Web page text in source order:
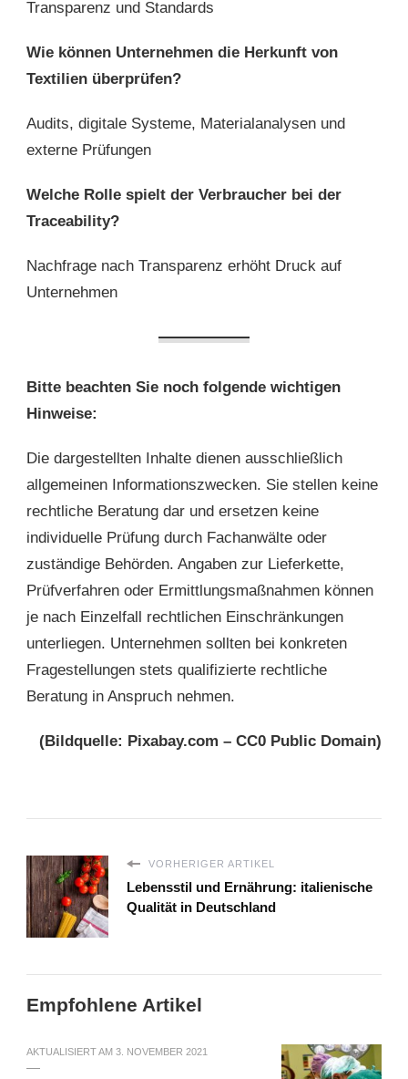
Transparenz und Standards
Wie können Unternehmen die Herkunft von
Textilien überprüfen?
Audits, digitale Systeme, Materialanalysen und
externe Prüfungen
Welche Rolle spielt der Verbraucher bei der
Traceability?
Nachfrage nach Transparenz erhöht Druck auf
Unternehmen
Bitte beachten Sie noch folgende wichtigen
Hinweise:
Die dargestellten Inhalte dienen ausschließlich
allgemeinen Informationszwecken. Sie stellen keine
rechtliche Beratung dar und ersetzen keine
individuelle Prüfung durch Fachanwälte oder
zuständige Behörden. Angaben zur Lieferkette,
Prüfverfahren oder Ermittlungsmaßnahmen können
je nach Einzelfall rechtlichen Einschränkungen
unterliegen. Unternehmen sollten bei konkreten
Fragestellungen stets qualifizierte rechtliche
Beratung in Anspruch nehmen.
(Bildquelle: Pixabay.com – CC0 Public Domain)
VORHERIGER ARTIKEL
Lebensstil und Ernährung: italienische
Qualität in Deutschland
Empfohlene Artikel
AKTUALISIERT AM 3. NOVEMBER 2021